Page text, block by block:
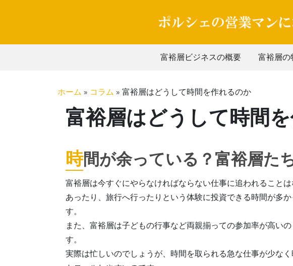
富裕層ビジネスの概要 富裕層の
ホーム » コラム » 富裕層はどうして時間を作れるのか
富裕層はどうして時間
時間が余っている？富裕層た
富裕層は今すぐにやらなければならない仕事に追われることは
あったり、旅行へ行ったりという体験に投資できる時間が多か
す。
また、富裕層は子どもの行事など両親揃っての参加率が高い
す。
実際は忙しいのでしょうが、時間を取られる急な仕事が少な